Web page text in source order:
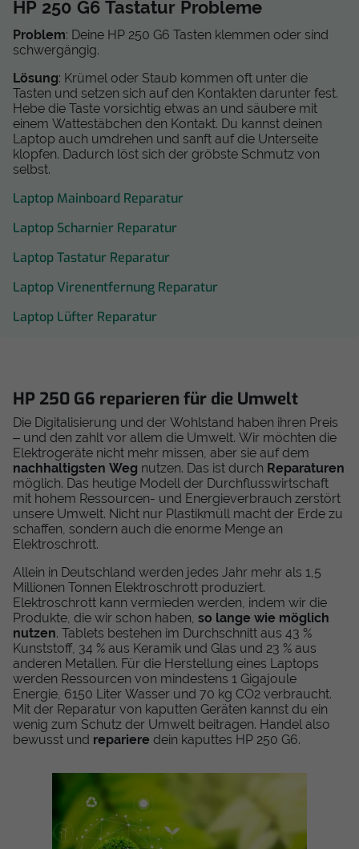
HP 250 G6 Tastatur Probleme
Problem: Deine HP 250 G6 Tasten klemmen oder sind
schwergängig.
Lösung: Krümel oder Staub kommen oft unter die
Tasten und setzen sich auf den Kontakten darunter fest.
Hebe die Taste vorsichtig etwas an und säubere mit
einem Wattestäbchen den Kontakt. Du kannst deinen
Laptop auch umdrehen und sanft auf die Unterseite
klopfen. Dadurch löst sich der gröbste Schmutz von
selbst.
Laptop Mainboard Reparatur
Laptop Scharnier Reparatur
Laptop Tastatur Reparatur
Laptop Virenentfernung Reparatur
Laptop Lüfter Reparatur
HP 250 G6 reparieren für die Umwelt
Die Digitalisierung und der Wohlstand haben ihren Preis
– und den zahlt vor allem die Umwelt. Wir möchten die
Elektrogeräte nicht mehr missen, aber sie auf dem
nachhaltigsten Weg nutzen. Das ist durch Reparaturen
möglich. Das heutige Modell der Durchflusswirtschaft
mit hohem Ressourcen- und Energieverbrauch zerstört
unsere Umwelt. Nicht nur Plastikmüll macht der Erde zu
schaffen, sondern auch die enorme Menge an
Elektroschrott.
Allein in Deutschland werden jedes Jahr mehr als 1,5
Millionen Tonnen Elektroschrott produziert.
Elektroschrott kann vermieden werden, indem wir die
Produkte, die wir schon haben, so lange wie möglich
nutzen. Tablets bestehen im Durchschnitt aus 43 %
Kunststoff, 34 % aus Keramik und Glas und 23 % aus
anderen Metallen. Für die Herstellung eines Laptops
werden Ressourcen von mindestens 1 Gigajoule
Energie, 6150 Liter Wasser und 70 kg CO2 verbraucht.
Mit der Reparatur von kaputten Geräten kannst du ein
wenig zum Schutz der Umwelt beitragen. Handel also
bewusst und repariere dein kaputtes HP 250 G6.